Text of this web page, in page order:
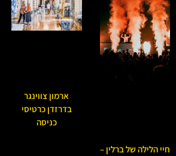
חיי הלילה של ברלין –
ארמון צווינגר
בדרזדן כרטיסי
כניסה